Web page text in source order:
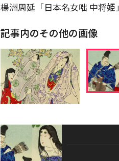
楊洲周延「日本名女咄 中将姫」
記事内のその他の画像